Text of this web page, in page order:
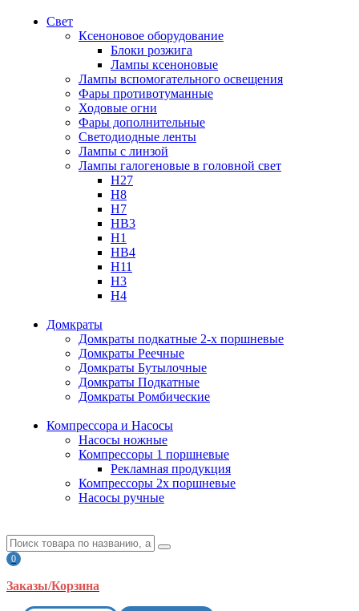
Свет
Ксеноновое оборудование
Блоки розжига
Лампы ксеноновые
Лампы вспомогательного освещения
Фары противотуманные
Ходовые огни
Фары дополнительные
Светодиодные ленты
Лампы с линзой
Лампы галогеновые в головной свет
H27
H8
H7
HB3
H1
HB4
H11
H3
H4
Домкраты
Домкраты подкатные 2-х поршневые
Домкраты Реечные
Домкраты Бутылочные
Домкраты Подкатные
Домкраты Ромбические
Компрессора и Насосы
Насосы ножные
Компрессоры 1 поршневые
Рекламная продукция
Компрессоры 2х поршневые
Насосы ручные
0
Заказы/Корзина